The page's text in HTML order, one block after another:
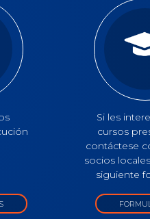
Si les
cursos
contáctese
socios
siguiente